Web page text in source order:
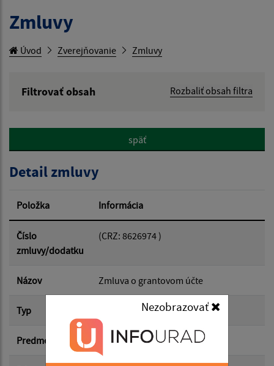
Nezobrazovať
Zmluvy
Úvod Zverejňovanie Zmluvy
Filtrovať obsah
Rozbaliť obsah filtra
Hľadať v:
Dátum od:
Dátum do:
Suma od:
Suma do:
späť
Detail zmluvy
Položka Informácia
Číslo
zmluvy/dodatku
(CRZ: 8626974 )
Názov Zmluva o grantovom účte
Typ Hlavná zmluva
Predmet Zmluva o grantovom účte